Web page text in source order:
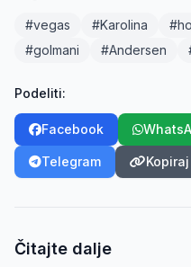
#vegas #Karolina
#golmani
#Andersen
Podeliti:
Facebook
Telegram
Čitajte dalje